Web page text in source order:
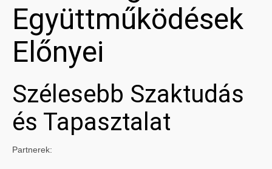
Együttműködések
Előnyei
Szélesebb Szaktudás
és Tapasztalat
Partnerek: